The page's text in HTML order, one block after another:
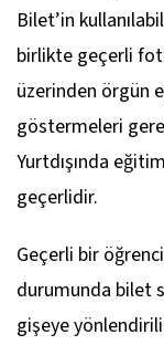
Bilet’in
birlikte geçerli
üzerinden örgün
göstermeleri
Yurtdışında
geçerlidir.
Geçerli bir
durumunda bilet
gişeye